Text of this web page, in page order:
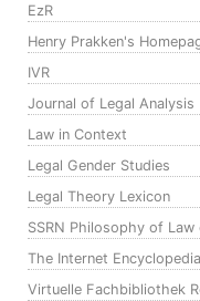
EzR
Henry Prakken's
IVR
Journal of Legal Analysis
Law in Context
Legal Gender Studies
Legal Theory Lexicon
SSRN Philosophy of Law
The Internet
Virtuelle Fachbibliothek